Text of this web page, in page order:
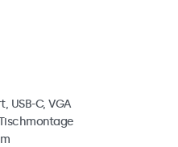
USB-C, VGA